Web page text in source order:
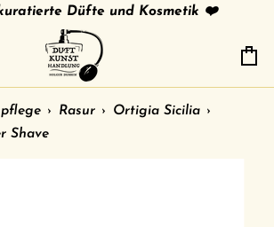
Düfte und Kosmetik ❤️
in 🇩🇪 ab 79 € /shipment to other
› Rasur › Ortigia Sicilia ›
Shave